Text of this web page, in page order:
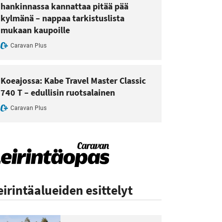
hankinnassa kannattaa pitää pää
kylmänä – nappaa tarkistuslista
mukaan kaupoille
Caravan Plus
Koeajossa: Kabe Travel Master Classic
740 T – edullisin ruotsalainen
Caravan Plus
esittelyt